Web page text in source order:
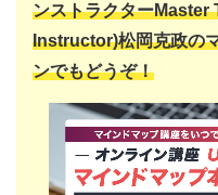
ンストラクターMaster
Instructor)松岡克政の
ンでもどうぞ！